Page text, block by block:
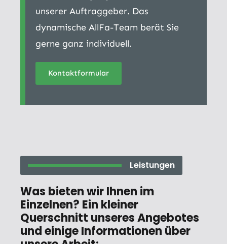
unserer Auftraggeber. Das
dynamische AllFa-Team berät Sie
gerne ganz individuell.
Kontaktformular
Leistungen
Was bieten wir Ihnen im
Einzelnen? Ein kleiner
Querschnitt unseres Angebotes
und einige Informationen über